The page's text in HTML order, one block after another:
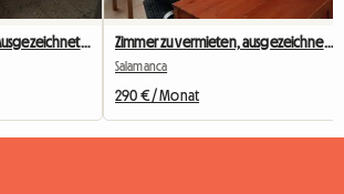
Zimmer Zu Vermieten Ausgezeichnete Lage Zimmer zu vermieten, ausgezeichnete Lage
Salamanca
290 € / Monat